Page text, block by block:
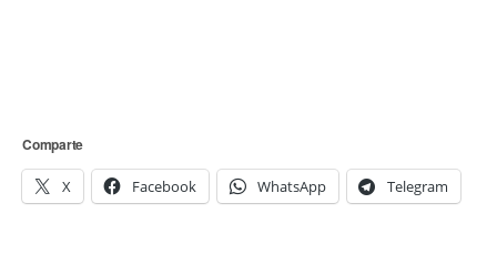
Comparte
X Facebook WhatsApp Telegram